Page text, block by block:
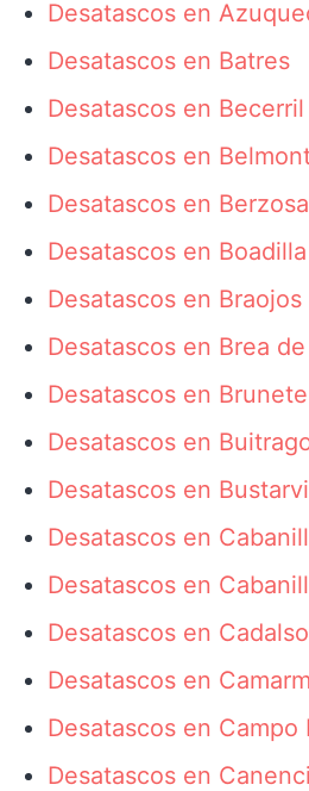
Desatascos en
Desatascos en Batres
Desatascos en
Desatascos en
Desatascos en
Desatascos en
Desatascos en
Desatascos en Brea
Desatascos en Brunete
Desatascos en
Desatascos en
Desatascos en
Desatascos en
Desatascos en
Desatascos en
Desatascos en Campo
Desatascos en